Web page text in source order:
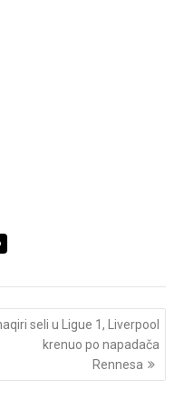
seli u Ligue 1, Liverpool
krenuo po napadača
Rennesa